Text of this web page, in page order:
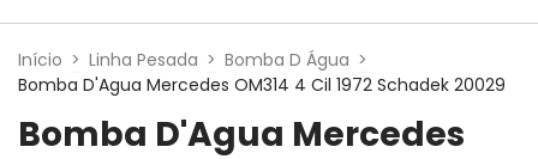
Início > Linha Pesada > Bomba D Água >
Bomba D'Agua Mercedes OM314 4 Cil 1972 Schadek 20029
Bomba D'Agua Mercedes